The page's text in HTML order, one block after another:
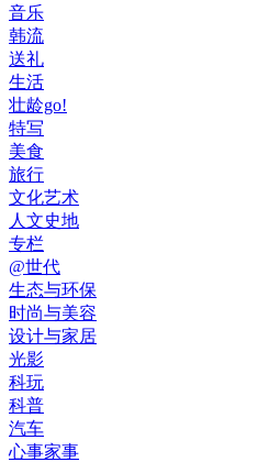
音乐
韩流
送礼
生活
壮龄go!
特写
美食
旅行
文化艺术
人文史地
专栏
@世代
生态与环保
时尚与美容
设计与家居
光影
科玩
科普
汽车
心事家事